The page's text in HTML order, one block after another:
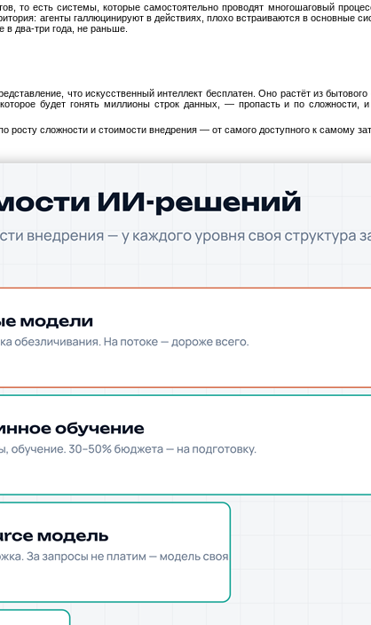
то есть системы, которые самостоятельно проводят многошаговый
агенты галлюцинируют в действиях, плохо встраиваются в
в два-три года, не раньше.
что искусственный интеллект бесплатен. Оно растёт из
будет гонять миллионы строк данных, — пропасть и по
росту сложности и стоимости внедрения — от самого доступного к самому